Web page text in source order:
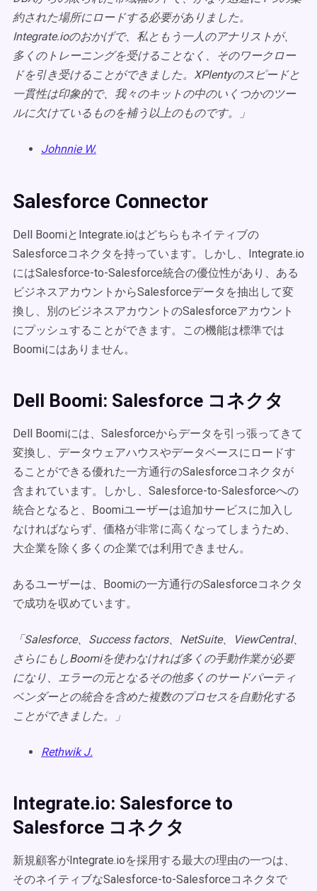
約された場所にロードする必要がありました。
Integrate.ioのおかげで、私ともう一人のアナリストが、
多くのトレーニングを受けることなく、そのワークロー
ドを引き受けることができました。XPlentyのスピードと
一貫性は印象的で、我々のキットの中のいくつかのツー
ルに欠けているものを補う以上のものです。」
Johnnie W.
Salesforce Connector
Dell BoomiとIntegrate.ioはどちらもネイティブの
Salesforceコネクタを持っています。しかし、Integrate.io
にはSalesforce-to-Salesforce統合の優位性があり、ある
ビジネスアカウントからSalesforceデータを抽出して変
換し、別のビジネスアカウントのSalesforceアカウント
にプッシュすることができます。この機能は標準では
Boomiにはありません。
Dell Boomi: Salesforce コネクタ
Dell Boomiには、Salesforceからデータを引っ張ってきて
変換し、データウェアハウスやデータベースにロードす
ることができる優れた一方通行のSalesforceコネクタが
含まれています。しかし、Salesforce-to-Salesforceへの
統合となると、Boomiユーザーは追加サービスに加入し
なければならず、価格が非常に高くなってしまうため、
大企業を除く多くの企業では利用できません。
あるユーザーは、Boomiの一方通行のSalesforceコネクタ
で成功を収めています。
「Salesforce、Success factors、NetSuite、ViewCentral、
さらにもしBoomiを使わなければ多くの手動作業が必要
になり、エラーの元となるその他多くのサードパーティ
ベンダーとの統合を含めた複数のプロセスを自動化する
ことができました。」
Rethwik J.
Integrate.io: Salesforce to
Salesforce コネクタ
新規顧客がIntegrate.ioを採用する最大の理由の一つは、
そのネイティブなSalesforce-to-Salesforceコネクタで